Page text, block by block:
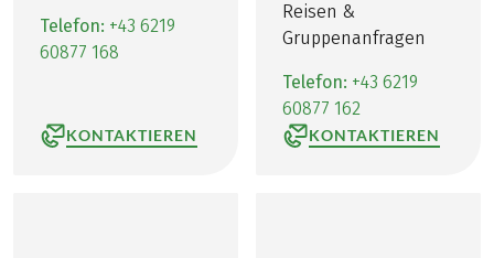
Telefon: +43 6219
60877 168
KONTAKTIEREN
Reisen &
Gruppenanfragen
Telefon: +43 6219
60877 162
KONTAKTIEREN